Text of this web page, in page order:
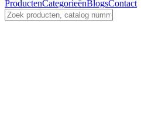
ProductenCategorieënBlogsContact